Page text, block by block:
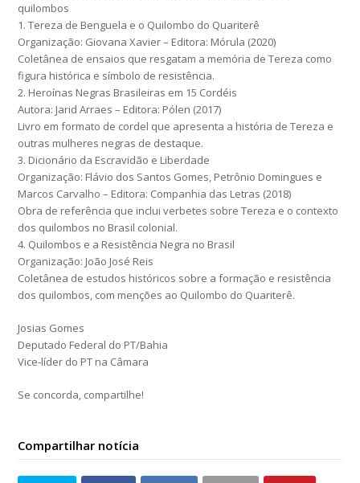
quilombos
1. Tereza de Benguela e o Quilombo do Quariterê
Organização: Giovana Xavier – Editora: Mórula (2020)
Coletânea de ensaios que resgatam a memória de Tereza como
figura histórica e símbolo de resistência.
2. Heroínas Negras Brasileiras em 15 Cordéis
Autora: Jarid Arraes – Editora: Pólen (2017)
Livro em formato de cordel que apresenta a história de Tereza e
outras mulheres negras de destaque.
3. Dicionário da Escravidão e Liberdade
Organização: Flávio dos Santos Gomes, Petrônio Domingues e
Marcos Carvalho – Editora: Companhia das Letras (2018)
Obra de referência que inclui verbetes sobre Tereza e o contexto
dos quilombos no Brasil colonial.
4. Quilombos e a Resistência Negra no Brasil
Organização: João José Reis
Coletânea de estudos históricos sobre a formação e resistência
dos quilombos, com menções ao Quilombo do Quariterê.
Josias Gomes
Deputado Federal do PT/Bahia
Vice-líder do PT na Câmara
Se concorda, compartilhe!
Compartilhar notícia